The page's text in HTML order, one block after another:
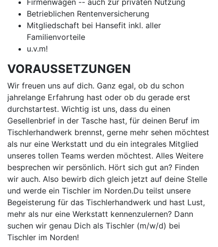
Firmenwagen -- auch zur privaten Nutzung
Betrieblichen Rentenversicherung
Mitgliedschaft bei Hansefit inkl. aller
Familienvorteile
u.v.m!
VORAUSSETZUNGEN
Wir freuen uns auf dich. Ganz egal, ob du schon
jahrelange Erfahrung hast oder ob du gerade erst
durchstartest. Wichtig ist uns, dass du einen
Gesellenbrief in der Tasche hast, für deinen Beruf im
Tischlerhandwerk brennst, gerne mehr sehen möchtest
als nur eine Werkstatt und du ein integrales Mitglied
unseres tollen Teams werden möchtest. Alles Weitere
besprechen wir persönlich. Hört sich gut an? Finden
wir auch. Also bewirb dich gleich jetzt auf deine Stelle
und werde ein Tischler im Norden.Du teilst unsere
Begeisterung für das Tischlerhandwerk und hast Lust,
mehr als nur eine Werkstatt kennenzulernen? Dann
suchen wir genau Dich als Tischler (m/w/d) bei
Tischler im Norden!